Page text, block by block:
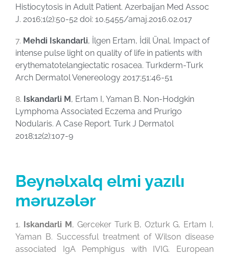
Histiocytosis in Adult Patient. Azerbaijan Med Assoc
J. 2016;1(2):50-52 doi: 10.5455/amaj.2016.02.017
7. Mehdi Iskandarli, İlgen Ertam, İdil Ünal. Impact of
intense pulse light on quality of life in patients with
erythematotelangiectatic rosacea. Turkderm-Turk
Arch Dermatol Venereology 2017;51:46-51
8. Iskandarli M, Ertam I, Yaman B. Non-Hodgkin
Lymphoma Associated Eczema and Prurigo
Nodularis. A Case Report. Turk J Dermatol
2018;12(2):107-9
Beynəlxalq elmi yazılı
məruzələr
1. Iskandarli M, Gerceker Turk B, Ozturk G, Ertam I,
Yaman B. Successful treatment of Wilson disease
associated IgA Pemphigus with IVIG. European